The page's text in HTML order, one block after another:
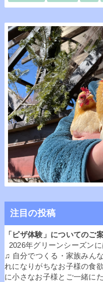
注目の投稿
「ピザ体験」についての
2026年グリーンシーズン
♫ 自分でつくる・家族みん
れになりがちなお子様の食
に小さなお子様とご一緒に